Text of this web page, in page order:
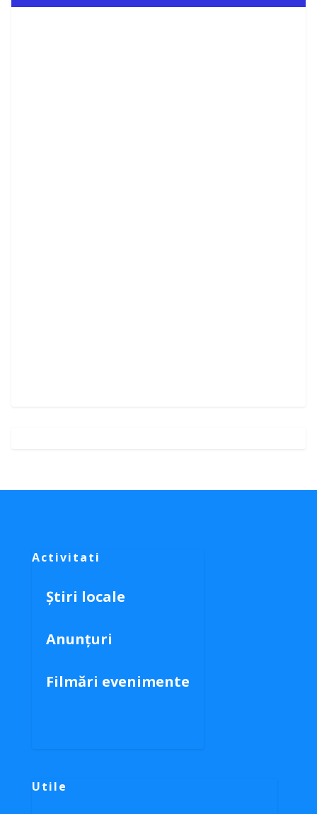
Activitati
Știri locale
Anunțuri
Filmări evenimente
Utile